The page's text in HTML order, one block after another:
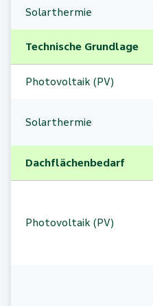
Solarthermie
Technische Grundlage
Photovoltaik (PV)
Solarthermie
Dachflächenbedarf
Photovoltaik (PV)